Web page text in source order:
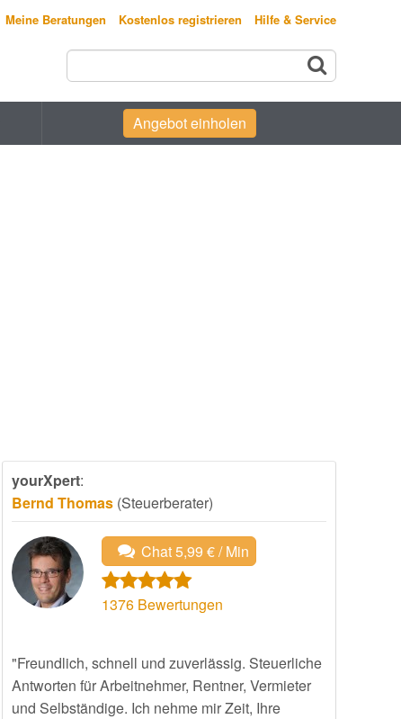
Meine Beratungen Kostenlos registrieren Hilfe & Service
Angebot einholen
yourXpert:
Bernd Thomas (Steuerberater)
Chat 5,99 € / Min
1376 Bewertungen
"Freundlich, schnell und zuverlässig. Steuerliche
Antworten für Arbeitnehmer, Rentner, Vermieter
und Selbständige. Ich nehme mir Zeit, Ihre